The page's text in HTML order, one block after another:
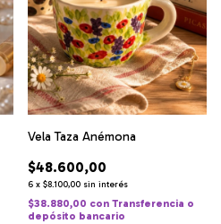
Vela Taza Anémona
$48.600,00
6 x $8.100,00 sin interés
$38.880,00 con Transferencia o
depósito bancario